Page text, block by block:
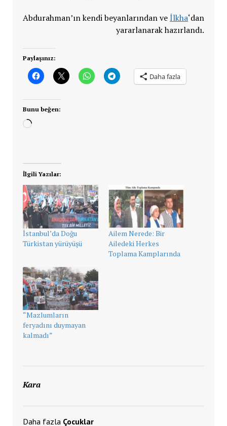
Abdurahman’ın kendi beyanlarından veİlkha‘dan
yararlanarak hazırlandı.
Paylaşınız:
Daha fazla
Bunu beğen:
Yükleniyor...
İlgili Yazılar:
İstanbul’da Doğu
Türkistan yürüyüşü
Ailem Nerede: Bir
Ailedeki Herkes
Toplama Kamplarında
“Mazlumların
feryadını duymayan
kalmadı”
Kara
Daha fazla Çocuklar